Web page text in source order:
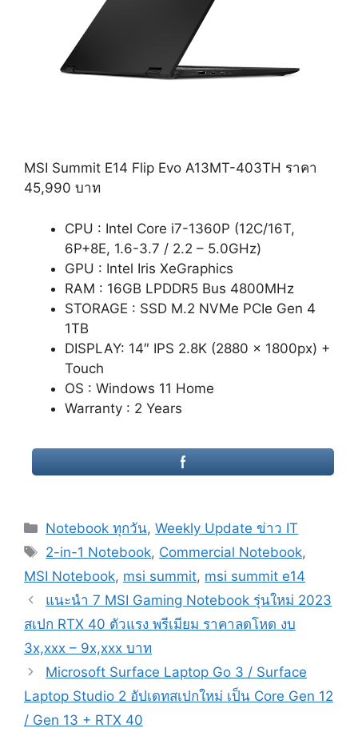
MSI Summit E14 Flip Evo A13MT-403TH ราคา
45,990 บาท
CPU : Intel Core i7-1360P (12C/16T,
6P+8E, 1.6-3.7 / 2.2 – 5.0GHz)
GPU : Intel Iris XeGraphics
RAM : 16GB LPDDR5 Bus 4800MHz
STORAGE : SSD M.2 NVMe PCIe Gen 4
1TB
DISPLAY: 14″ IPS 2.8K (2880 x 1800px) +
Touch
OS : Windows 11 Home
Warranty : 2 Years
Categories
Notebook ทุกวัน,Weekly Update ข่าว IT
Tags
2-in-1 Notebook, Commercial Notebook,
MSI Notebook, msi summit, msi summit e14
Post
navigation
แนะนำ 7 MSI Gaming Notebook รุ่นใหม่ 2023
สเปก RTX 40 ตัวแรง พรีเมียม ราคาลดโหด งบ
3x,xxx – 9x,xxx บาท
Microsoft Surface Laptop Go 3 / Surface
Laptop Studio 2 อัปเดทสเปกใหม่ เป็น Core Gen 12
/ Gen 13 + RTX 40